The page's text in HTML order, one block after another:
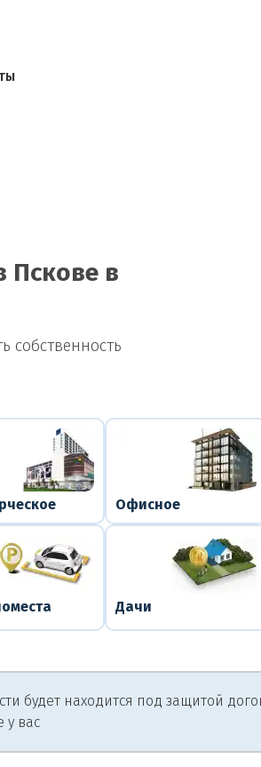
Пскове в
собственность
Офисное
Дачи
будет находится под защитой
у вас